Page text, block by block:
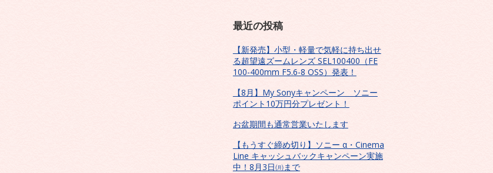
最近の投稿
【新発売】小型・軽量で気軽に持ち出せ
る超望遠ズームレンズ SEL100400（FE
100-400mm F5.6-8 OSS）発表！
【8月】My Sonyキャンペーン ソニー
ポイント10万円分プレゼント！
お盆期間も通常営業いたします
【もうすぐ締め切り】ソニー α・Cinema
Line キャッシュバックキャンペーン実施
中！8月3日㈪まで